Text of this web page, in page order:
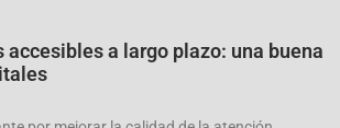
accesibles a largo plazo: una buena